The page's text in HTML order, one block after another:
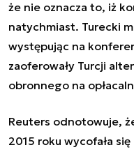
że nie oznacza to, iż
natychmiast. Turecki
występując na
zaoferowały Turcji
obronnego na
Reuters odnotowuje,
2015 roku wycofała